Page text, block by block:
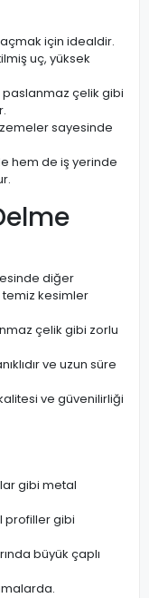
için idealdir.
uç, yüksek
çelik gibi
sayesinde
hem de iş yerinde
diğer
temiz kesimler
çelik gibi zorlu
ve uzun süre
ve güvenilirliği
gibi metal
profiller gibi
büyük çaplı